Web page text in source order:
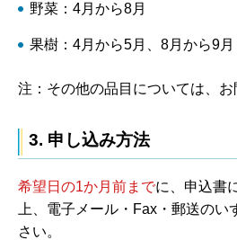
野菜：4月から8月
果樹：4月から5月、8月から9月
注：その他の品目については、お
3. 申し込み方法
希望日の1か月前までに、申込書
上、電子メール・Fax・郵送の
さい。